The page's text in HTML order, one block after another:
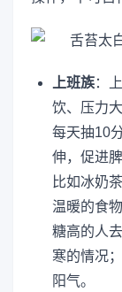
上班族：
饮、压力
每天抽10
伸，促进
比如冰奶
温暖的食
糖高的人
寒的情况
阳气。